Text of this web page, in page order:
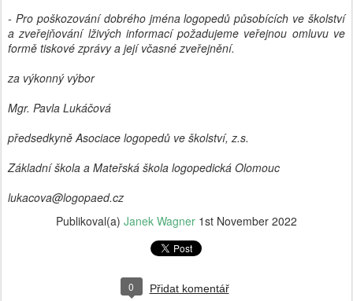
- Pro poškozování dobrého jména logopedů působících ve školství
a zveřejňování lživých informací požadujeme veřejnou omluvu ve
formě tiskové zprávy a její včasné zveřejnění.
za výkonný výbor
Mgr. Pavla Lukáčová
předsedkyně Asociace logopedů ve školství, z.s.
Základní škola a Mateřská škola logopedická Olomouc
lukacova@logopaed.cz
Publikoval(a) Janek Wagner 1st November 2022
0 Přidat komentář